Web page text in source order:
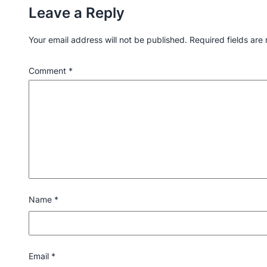
Leave a Reply
Your email address will not be published. Required fields are
Comment *
Name *
Email *